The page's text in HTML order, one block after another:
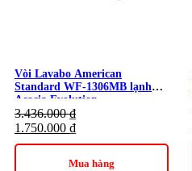
Vòi Lavabo American
Standard WF-1306MB lạnh
Acacia Evolution
3.436.000₫
1.750.000 ₫
Mua hàng